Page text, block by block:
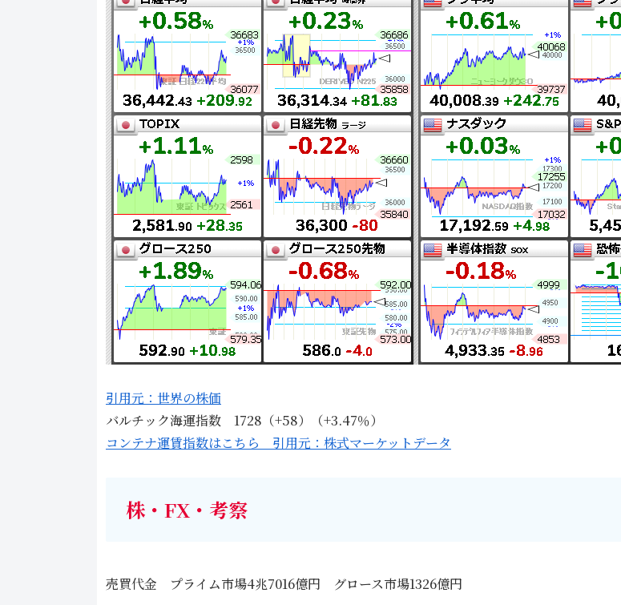
引用元：世界の株価
バルチック海運指数 1728（+58）（+3.47％）
コンテナ運賃指数はこちら 引用元：株式マーケットデータ
株・FX・考察
売買代金 プライム市場4兆7016億円 グロース市場1326億円